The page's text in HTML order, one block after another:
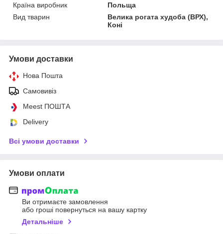
Країна виробник
Польща
Вид тварин
Велика рогата худоба (ВРХ),
Коні
Умови доставки
Нова Пошта
Самовивіз
Meest ПОШТА
Delivery
Всі умови доставки
Умови оплати
Ви отримаєте замовлення
або гроші повернуться на вашу картку
Детальніше